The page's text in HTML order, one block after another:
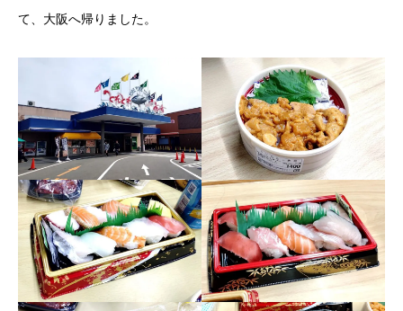
て、大阪へ帰りました。